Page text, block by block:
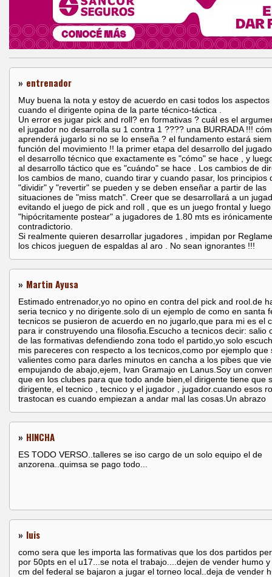
» entrenador
Muy buena la nota y estoy de acuerdo en casi todos los aspectos
cuando el dirigente opina de la parte técnico-táctica .
Un error es jugar pick and roll? en formativas ? cuál es el
el jugador no desarrolla su 1 contra 1 ???? una BURRADA !!!
aprenderá jugarlo si no se lo enseña ? el fundamento estará
función del movimiento !! la primer etapa del desarrollo del
el desarrollo técnico que exactamente es "cómo" se hace , y
al desarrollo táctico que es "cuándo" se hace . Los cambios de
los cambios de mano, cuando tirar y cuando pasar, los principios
"dividir" y "revertir" se pueden y se deben enseñar a partir de las
situaciones de "miss match". Creer que se desarrollará a un
evitando el juego de pick and roll , que es un juego frontal y luego
"hipócritamente postear" a jugadores de 1.80 mts es irónicamente
contradictorio.
Si realmente quieren desarrollar jugadores , impidan por
los chicos jueguen de espaldas al aro . No sean ignorantes !!!
» Martin Ayusa
Estimado entrenador,yo no opino en contra del pick and rool.de
seria tecnico y no dirigente.solo di un ejemplo de como en santa
tecnicos se pusieron de acuerdo en no jugarlo,que para mi es el
para ir construyendo una filosofia.Escucho a tecnicos decir: salio
de las formativas defendiendo zona todo el partido,yo solo
mis pareceres con respecto a los tecnicos,como por ejemplo que
valientes como para darles minutos en cancha a los pibes que
empujando de abajo,ejem, Ivan Gramajo en Lanus.Soy un
que en los clubes para que todo ande bien,el dirigente tiene que
dirigente, el tecnico , tecnico y el jugador , jugador.cuando esos
trastocan es cuando empiezan a andar mal las cosas.Un abrazo
» HINCHA
ES TODO VERSO..talleres se iso cargo de un solo equipo el de
anzorena..quimsa se pago todo...
» luis
como sera que les importa las formativas que los dos partidos
por 50pts en el u17...se nota el trabajo....dejen de vender humo y
cm del federal se bajaron a jugar el torneo local..deja de vender